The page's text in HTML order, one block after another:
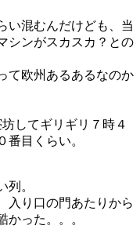
い混むんだけども、当
シンがスカスカ？との
て欧州あるあるなのか
してギリギリ７時４
番目くらい。
列。
入り口の門あたりから
かった。。。